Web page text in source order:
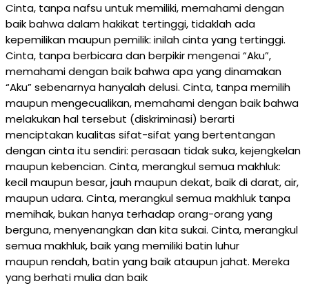
Cinta, tanpa nafsu untuk memiliki, memahami dengan
baik bahwa dalam hakikat tertinggi, tidaklah ada
kepemilikan maupun pemilik: inilah cinta yang tertinggi.
Cinta, tanpa berbicara dan berpikir mengenai “Aku”,
memahami dengan baik bahwa apa yang dinamakan
“Aku” sebenarnya hanyalah delusi. Cinta, tanpa memilih
maupun mengecualikan, memahami dengan baik bahwa
melakukan hal tersebut (diskriminasi) berarti
menciptakan kualitas sifat-sifat yang bertentangan
dengan cinta itu sendiri: perasaan tidak suka, kejengkelan
maupun kebencian. Cinta, merangkul semua makhluk:
kecil maupun besar, jauh maupun dekat, baik di darat, air,
maupun udara. Cinta, merangkul semua makhluk tanpa
memihak, bukan hanya terhadap orang-orang yang
berguna, menyenangkan dan kita sukai. Cinta, merangkul
semua makhluk, baik yang memiliki batin luhur
maupun rendah, batin yang baik ataupun jahat. Mereka
yang berhati mulia dan baik